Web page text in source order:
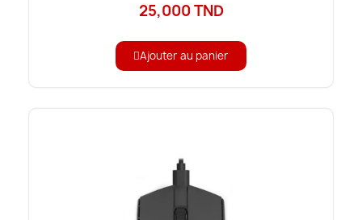
25,000 TND
Ajouter au panier